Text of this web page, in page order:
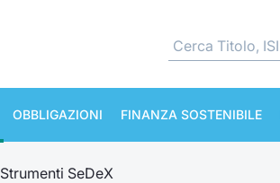
OBBLIGAZIONI FINANZA SOSTENIBILE
Strumenti SeDeX